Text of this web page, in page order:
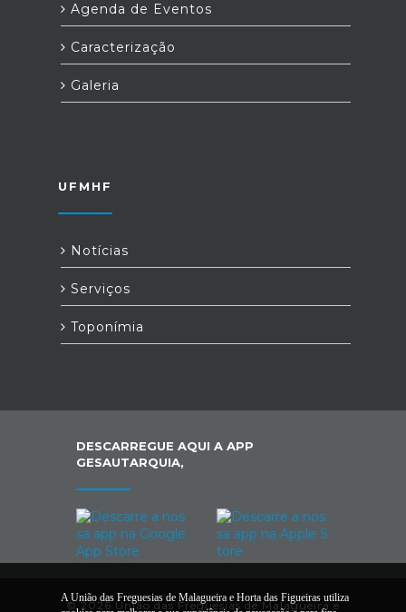
Agenda de Eventos
Caracterização
Galeria
UFMHF
Notícias
Serviços
Toponímia
DESCARREGUE AQUI A APP
GESAUTARQUIA,
© 2026 União das Freguesias de Malagueira e
A União das Freguesias de Malagueira e Horta das Figueiras utiliza